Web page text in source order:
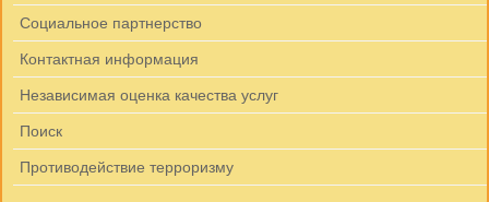
Социальное партнерство
Контактная информация
Независимая оценка качества услуг
Поиск
Противодействие терроризму